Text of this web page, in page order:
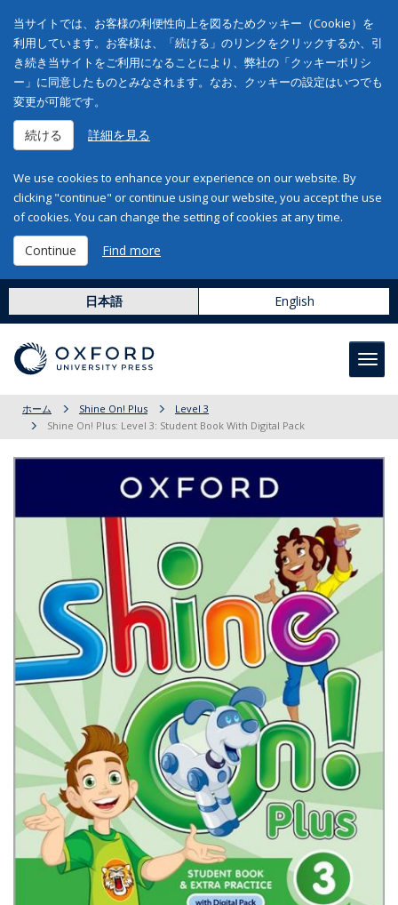
当サイトでは、お客様の利便性向上を図るためクッキー（Cookie）を
利用しています。お客様は、「続ける」のリンクをクリックするか、引
き続き当サイトをご利用になることにより、弊社の「クッキーポリシ
ー」に同意したものとみなされます。なお、クッキーの設定はいつでも
変更が可能です。
続ける 詳細を見る
We use cookies to enhance your experience on our website. By
clicking "continue" or continue using our website, you accept the use
of cookies. You can change the setting of cookies at any time.
Continue Find more
日本語 English
ホーム Shine On! Plus
Level 3
Shine On! Plus: Level 3: Student Book With Digital Pack